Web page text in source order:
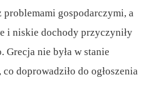
problemami gospodarczymi, a
i niskie dochody przyczyniły
nie była w stanie
doprowadziło do ogłoszenia